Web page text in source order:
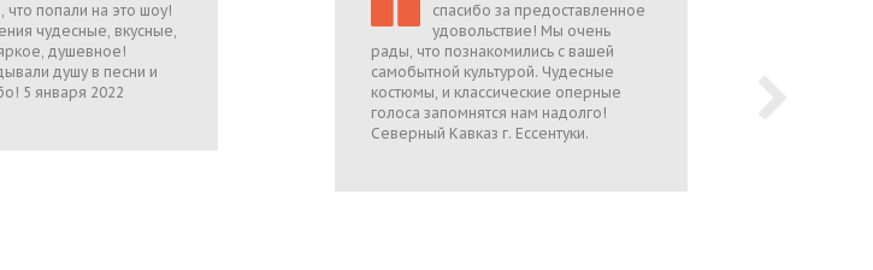
что попали на это шоу!
чудесные, вкусные,
душевное!
душу в песни и
5 января 2022
спасибо за предоставленное
удовольствие! Мы очень
рады, что познакомились с вашей
самобытной культурой. Чудесные
костюмы, и классические оперные
голоса запомнятся нам надолго!
Северный Кавказ г. Ессентуки.